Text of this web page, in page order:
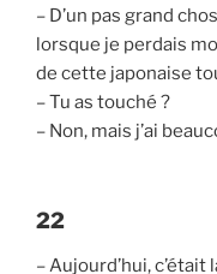
– D’un pas grand
lorsque je perdais
de cette japonaise
– Tu as touché ?
– Non, mais j’ai
22
– Aujourd’hui,